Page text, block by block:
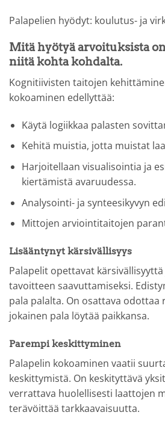
Palapelien hyödyt: koulutus- ja
Mitä hyötyä arvoituksista
niitä kohta kohdalta.
Kognitiivisten taitojen
kokoaminen edellyttää:
Käytä logiikkaa palasten
Kehitä muistia, jotta muistat
Harjoitellaan visualisointia ja
kiertämistä avaruudessa.
Analysointi- ja synteesikyvyn
Mittojen arviointitaitojen
Lisääntynyt kärsivällisyys
Palapelit opettavat
tavoitteen saavuttamiseksi.
pala palalta. On osattava odottaa
jokainen pala löytää paikkansa.
Parempi keskittyminen
Palapelin kokoaminen vaatii
keskittymistä. On keskityttävä
verrattava huolellisesti laattojen
terävöittää tarkkaavaisuutta.